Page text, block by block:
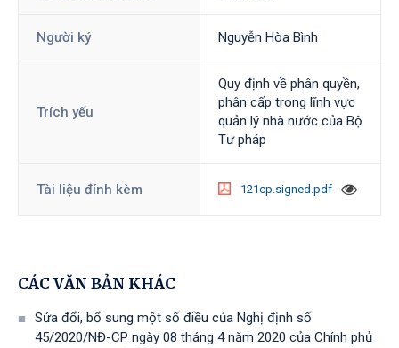
Người ký Nguyễn Hòa Bình
Trích yếu
Quy định về phân quyền,
phân cấp trong lĩnh vực
quản lý nhà nước của Bộ
Tư pháp
Tài liệu đính kèm 121cp.signed.pdf
CÁC VĂN BẢN KHÁC
Sửa đổi, bổ sung một số điều của Nghị định số
45/2020/NĐ-CP ngày 08 tháng 4 năm 2020 của Chính phủ